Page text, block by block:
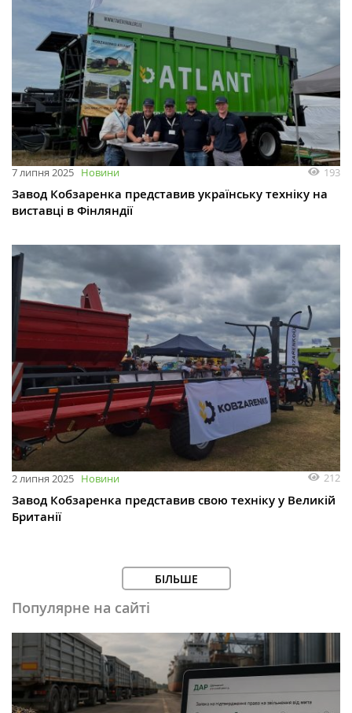
7 липня 2025 Новини 193
Завод Кобзаренка представив українську техніку на
виставці в Фінляндії
2 липня 2025 Новини 212
Завод Кобзаренка представив свою техніку у Великій
Британії
БІЛЬШЕ
Популярне на сайті